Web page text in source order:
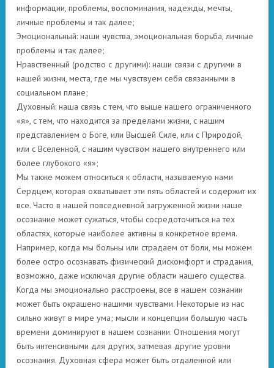
информации, проблемы, воспоминания, надежды, мечты,
личные проблемы и так далее;
Эмоциональный: наши чувства, эмоциональная борьба, личные
проблемы и так далее;
Нравственный (родство с другими): наши связи с другими в
нашей жизни, места, где мы чувствуем себя связанными в
социальном плане;
Духовный: наша связь с тем, что выше нашего ограниченного
«я», с тем, что находится за пределами жизни, с нашим
представлением о Боге, или Высшей Силе, или с Природой,
или с Вселенной, с нашим чувством нашего внутреннего или
более глубокого «я»;
Мы также можем относиться к области, называемую нами
Сердцем, которая охватывает эти пять областей и содержит их
все. Часто в нашей повседневной загруженной жизни наше
осознание может сужаться, чтобы сосредоточиться на тех
областях, которые наиболее активны в конкретное время.
Например, когда мы больны или страдаем от боли, мы можем
более остро осознавать физический дискомфорт и страдания,
возможно, даже исключая другие области нашего существа.
Когда мы эмоционально расстроены, все в нашем сознании
может быть окрашено нашими чувствами. Некоторые из нас
сильно живут в мире ума; мысли и концепции большую часть
времени доминируют в нашем сознании. Отношения могут
быть интенсивными для других, затмевая другие уровни
осознания. Духовная сфера может быть отдаленной или